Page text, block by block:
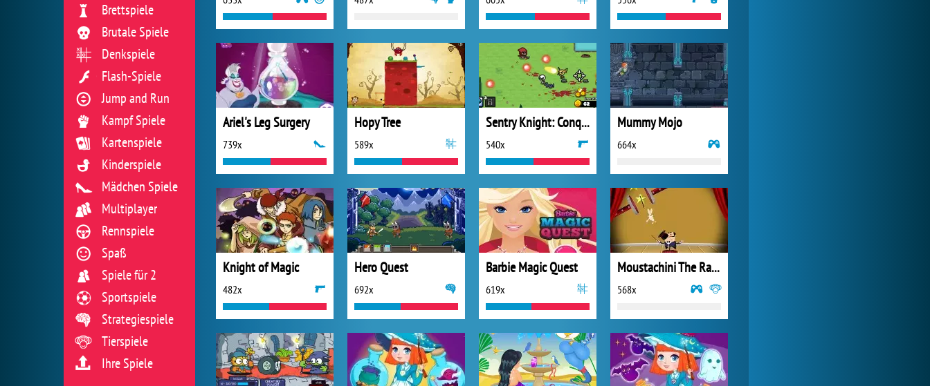
Ariel's Leg Surgery
739x
Hopy Tree
589x
Sentry Knight: Conquest
540x
Mummy Mojo
664x
Knight of Magic
482x
Hero Quest
692x
Barbie Magic Quest
619x
Moustachini The Rabbit Show
568x
Brettspiele
Brutale Spiele
Denkspiele
Flash-Spiele
Jump and Run
Kampf Spiele
Kartenspiele
Kinderspiele
Mädchen Spiele
Multiplayer
Rennspiele
Spaß
Spiele für 2
Sportspiele
Strategiespiele
Tierspiele
Ihre Spiele
My Free Zoo